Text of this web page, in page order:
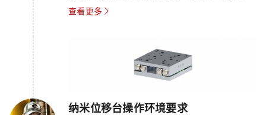
轮廓扫描模式：在该模式下，操作人员可以通过观
用于样品表面形貌的调整。 基于图像...
查看更多
纳米位移台操作环境要求